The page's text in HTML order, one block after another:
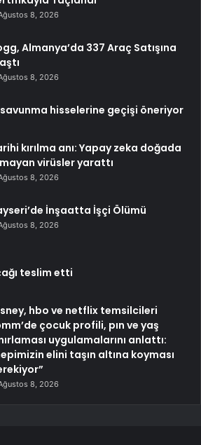
8, 2026
Almanya’da 337 Araç Satışına
8, 2026
savunma hisselerine geçişi öneriyor
kırılma anı: Yapay zeka doğada
virüsler yarattı
8, 2026
İnşaatta İşçi Ölümü
8, 2026
teslim etti
hbo ve netflix temsilcileri
çocuk profili, pın ve yaş
uygulamalarını anlattı:
elini taşın altına koyması
8, 2026